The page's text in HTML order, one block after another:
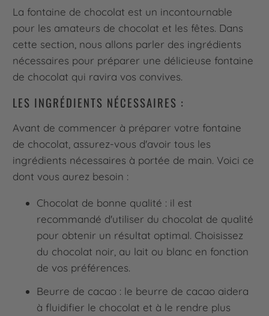
La fontaine de chocolat est un incontournable
pour les amateurs de chocolat et les fêtes. Dans
cette section, nous allons parler des ingrédients
nécessaires pour préparer une délicieuse fontaine
de chocolat qui ravira vos convives.
LES INGRÉDIENTS NÉCESSAIRES :
Avant de commencer à préparer votre fontaine
de chocolat, assurez-vous d'avoir tous les
ingrédients nécessaires à portée de main. Voici ce
dont vous aurez besoin :
Chocolat de bonne qualité : il est
recommandé d'utiliser du chocolat de qualité
pour obtenir un résultat optimal. Choisissez
du chocolat noir, au lait ou blanc en fonction
de vos préférences.
Beurre de cacao : le beurre de cacao aidera
à fluidifier le chocolat et à le rendre plus